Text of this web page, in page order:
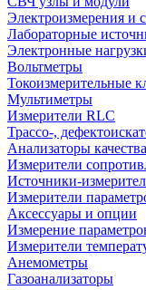
Электроизмерения и
Лабораторные
Электронные
Вольтметры
Токоизмерительные
Мультиметры
Измерители RLC
Трассо-,
Анализаторы
Измерители
Источники-
Измерители
Аксессуары и опции
Измерение
Измерители
Анемометры
Газоанализаторы